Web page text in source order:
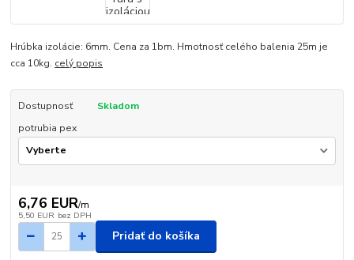
Hrúbka izolácie: 6mm. Cena za 1bm. Hmotnosť celého balenia 25m je
cca 10kg. celý popis
Dostupnosť
Skladom
potrubia pex
6,76 EUR/m
5,50 EUR bez DPH
Pridať do košíka